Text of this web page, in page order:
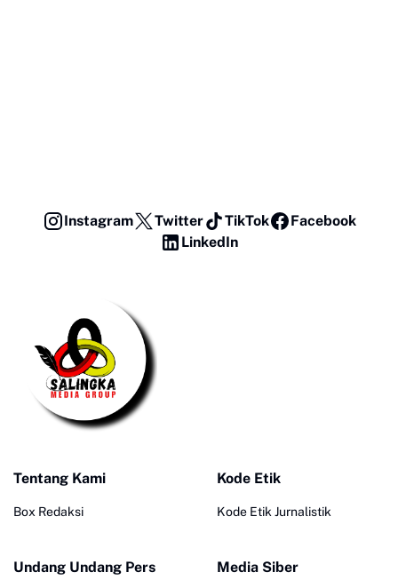
Instagram Twitter TikTok
Facebook
LinkedIn
Tentang Kami
Box Redaksi
Kode Etik
Kode Etik Jurnalistik
Undang Undang Pers Media Siber